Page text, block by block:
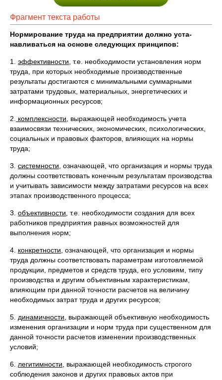
Фрагмент текста работы
Нормирование труда на предприятии должно уста­
навливаться на основе следующих принципов:
1. эффективности , т.е. необходимости установления норм
труда, при которых необходимые производ­ственные
результаты достигаются с минимальными суммарными
затратами трудовых, материальных, энергетических и
информационных ресурсов;
2. комплексности , выражающей необходимость учета
взаимосвязи технических, экономических, психоло­гических,
социальных и правовых факторов, влияю­щих на нормы
труда;
3. системности , означающей, что организация и нормы тру­да
должны соответствовать конечным результатам про­изводства
и учитывать зависимости между затратами ресурсов на всех
этапах производственного процесса;
3. объективности , т.е. необходимости создания для всех
работников предприятия равных возможностей для
выполнения норм;
4. конкретности , означающей, что организация и нор­мы
труда должны соответствовать параметрам из­готовляемой
продукции, предметов и средств тру­да, его условиям, типу
производства и другим объективным характеристикам,
влияющим при дан­ной точности расчетов на величину
необходимых затрат труда и других ресурсов;
5. динамичности , выражающей объективную необхо­димость
изменения организации и норм труда при существенном для
данной точности расчетов изменении производственных
условий;
6. легитимности , выражающей необходимость стро­гого
соблюдения законов и других правовых актов при